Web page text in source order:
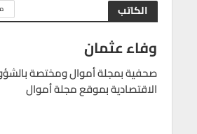
الكاتب
وفاء عثمان
صحفية بمجلة أموال ومختصة
الاقتصادية بموقع مجلة أموال